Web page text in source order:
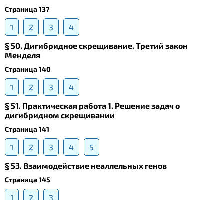
Страница 137
1 2 3
4
§ 50. Дигибридное скрещивание. Третий закон
Менделя
Страница 140
1 2 3
4
§ 51. Практическая работа 1. Решение задач о
дигибридном скрещивании
Страница 141
1 2 3 4
5
§ 53. Взаимодействие неаллельных генов
Страница 145
1 2
3